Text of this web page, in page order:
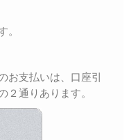
。
お支払いは、口座引
２通りあります。